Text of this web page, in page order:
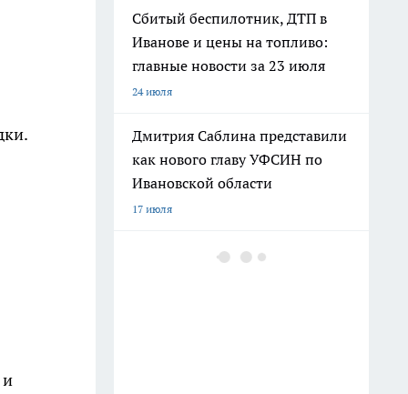
и
Сбитый беспилотник, ДТП в
Иванове и цены на топливо:
главные новости за 23 июля
24 июля
Дмитрия Саблина представили
как нового главу УФСИН по
Ивановской области
17 июля
В Ивановской области